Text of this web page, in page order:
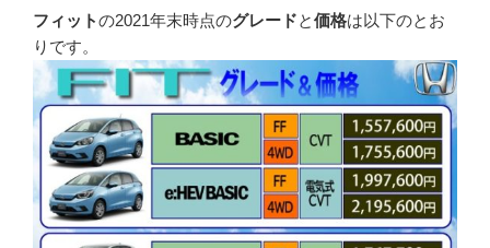
フィットの2021年末時点のグレードと価格は以下のとお
りです。